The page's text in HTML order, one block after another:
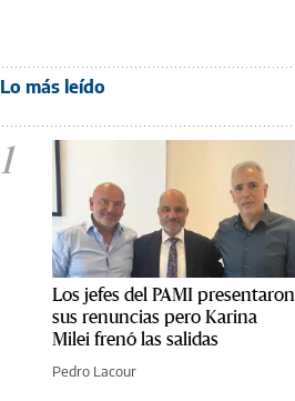
Lo más leído
1
Los jefes del PAMI presentaron
sus renuncias pero Karina
Milei frenó las salidas
Pedro Lacour